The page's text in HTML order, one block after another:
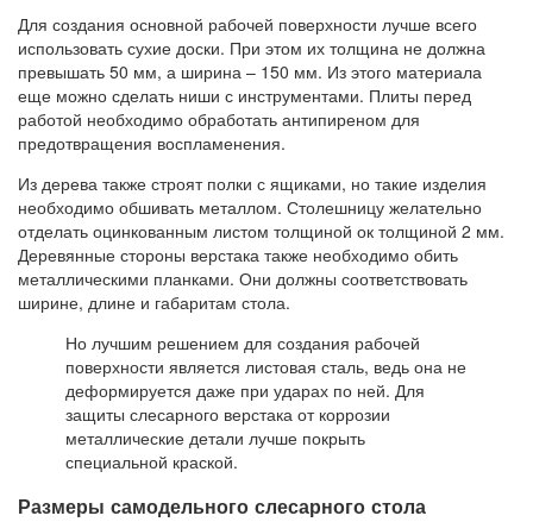
Для создания основной рабочей поверхности лучше всего
использовать сухие доски. При этом их толщина не должна
превышать 50 мм, а ширина – 150 мм. Из этого материала
еще можно сделать ниши с инструментами. Плиты перед
работой необходимо обработать антипиреном для
предотвращения воспламенения.
Из дерева также строят полки с ящиками, но такие изделия
необходимо обшивать металлом. Столешницу желательно
отделать оцинкованным листом толщиной ок толщиной 2 мм.
Деревянные стороны верстака также необходимо обить
металлическими планками. Они должны соответствовать
ширине, длине и габаритам стола.
Но лучшим решением для создания рабочей
поверхности является листовая сталь, ведь она не
деформируется даже при ударах по ней. Для
защиты слесарного верстака от коррозии
металлические детали лучше покрыть
специальной краской.
Размеры самодельного слесарного стола